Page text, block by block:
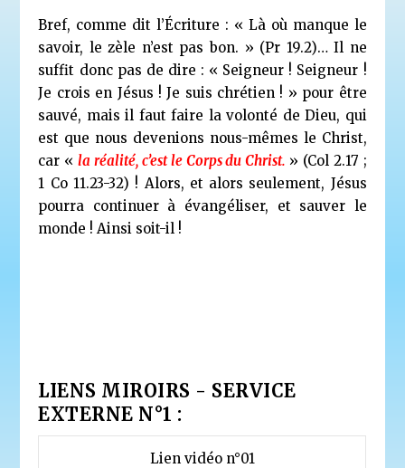
Bref, comme dit l’Écriture : « Là où manque le
savoir, le zèle n’est pas bon. » (Pr 19.2)… Il ne
suffit donc pas de dire : « Seigneur ! Seigneur !
Je crois en Jésus ! Je suis chrétien ! » pour être
sauvé, mais il faut faire la volonté de Dieu, qui
est que nous devenions nous-mêmes le Christ,
car «la réalité, c’est le Corps du Christ. » (Col 2.17 ;
1 Co 11.23-32) ! Alors, et alors seulement, Jésus
pourra continuer à évangéliser, et sauver le
monde ! Ainsi soit-il !
LIENS MIROIRS - SERVICE
EXTERNE N°1 :
Lien vidéo n°01